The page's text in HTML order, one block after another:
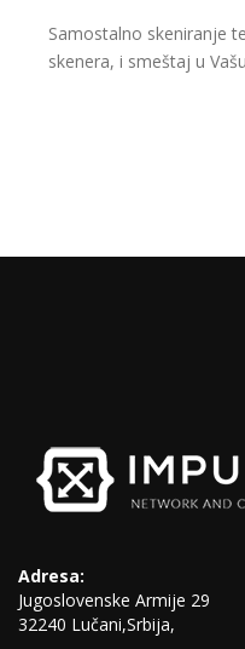
Samostalno skeniranje
skenera, i smeštaj u
Adresa:
Jugoslovenske Armije 29
32240 Lučani,Srbija,